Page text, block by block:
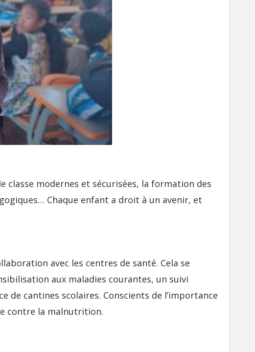
classe modernes et sécurisées, la formation des
Chaque enfant a droit à un avenir, et
avec les centres de santé. Cela se
aux maladies courantes, un suivi
cantines scolaires. Conscients de l’importance
contre la malnutrition.